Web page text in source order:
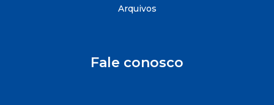
Arquivos
Fale conosco